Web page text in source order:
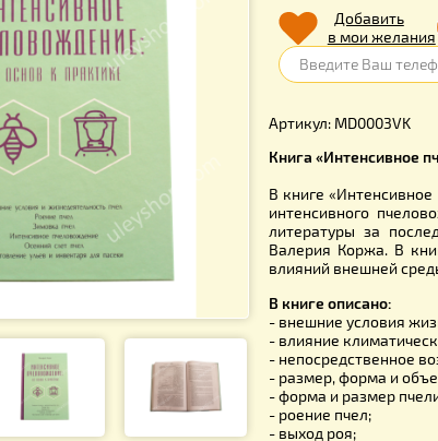
Артикул:
Книга
В книге
Валерия
влияний
В книге
- внешние